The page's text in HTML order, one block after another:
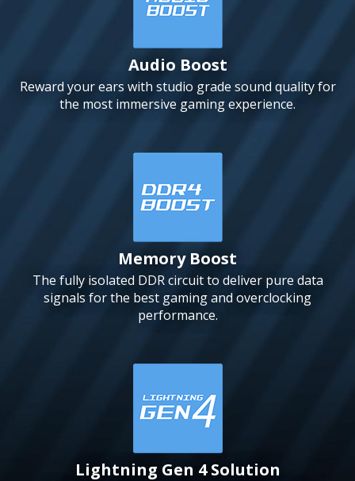
Audio Boost
Reward your ears with studio grade sound quality for
the most immersive gaming experience.
Memory Boost
The fully isolated DDR circuit to deliver pure data
signals for the best gaming and overclocking
performance.
Lightning Gen 4 Solution